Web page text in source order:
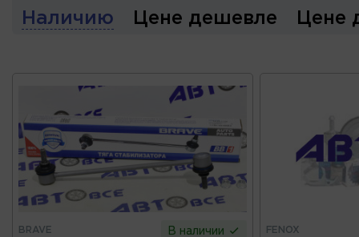
Наличию Цене дешевле Цене
BRAVE В наличии FENOX